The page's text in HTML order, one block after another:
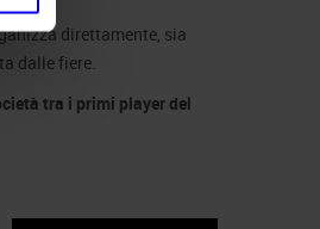
direttamente, sia
dalle fiere.
tra i primi player del